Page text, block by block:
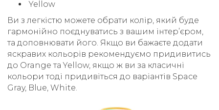
Yellow
Ви з легкістю можете обрати колір, який буде
гармонійно поєднуватись з вашим інтерʼєром,
та доповнювати його. Якщо ви бажаєте додати
яскравих кольорів рекомендуємо придивитись
до Orange та Yellow, якщо ж ви за класичні
кольори тоді придивіться до варіантів Space
Gray, Blue, White.